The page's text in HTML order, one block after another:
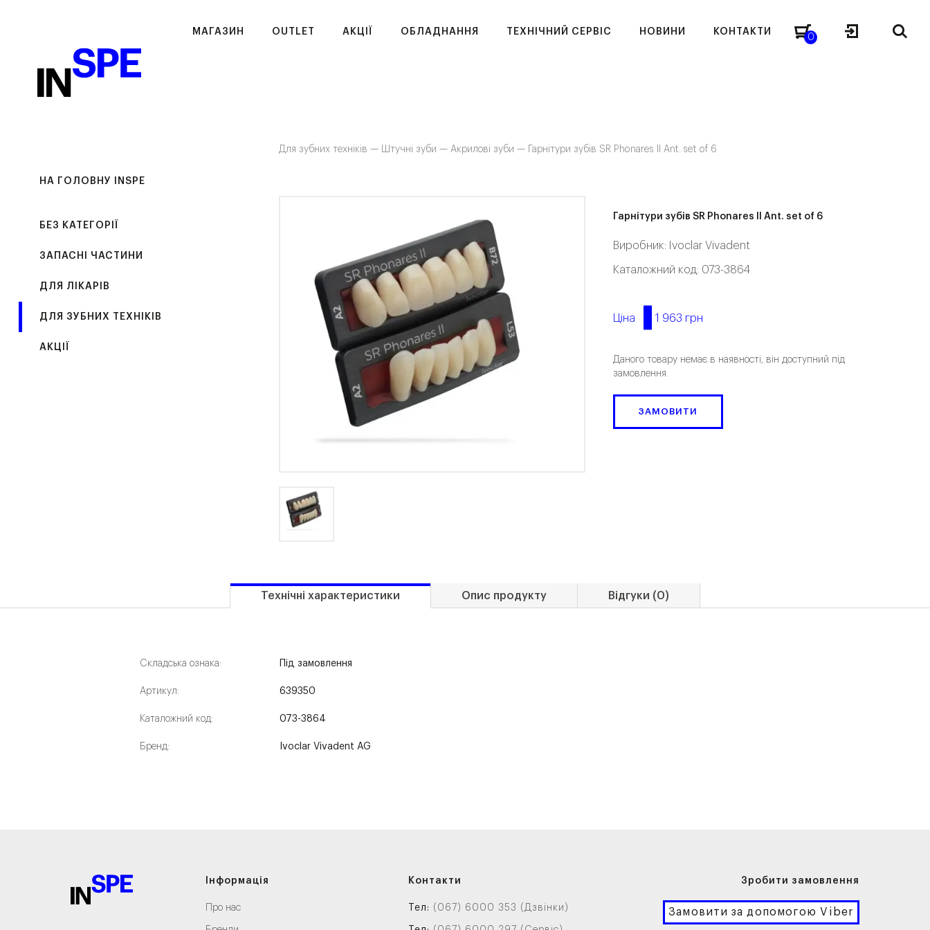
МАГАЗИН OUTLET АКЦІЇ ОБЛАДНАННЯ ТЕХНІЧНИЙ СЕРВІС НОВИНИ КОНТАКТИ
0
НА ГОЛОВНУ INSPE
БЕЗ КАТЕГОРІЇ
ЗАПАСНІ ЧАСТИНИ
ДЛЯ ЛІКАРІВ
ДЛЯ ЗУБНИХ ТЕХНІКІВ
АКЦІЇ
Для зубних техніків — Штучні зуби —Акрилові зуби — Гарнітури зубів SR Phonares II Ant. set of 6
Гарнітури зубів SR Phonares II Ant. set of 6
Виробник: Ivoclar Vivadent
Каталожний код: 073-3864
Ціна 1 963 грн
Даного товару немає в наявності, він доступний під
замовлення.
ЗАМОВИТИ
Технічні характеристики Опис продукту Відгуки (0)
Складська ознака:
Артикул:
Каталожний код:
Бренд:
Під замовлення
639350
073-3864
Ivoclar Vivadent AG
Інформація
Про нас
Контакти
Тел: (067) 6000 353 (Дзвінки)
Зробити замовлення
Замовити за допомогою Viber